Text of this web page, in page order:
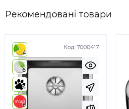
Рекомендовані товари
Код: 7000417
4
6
4
6